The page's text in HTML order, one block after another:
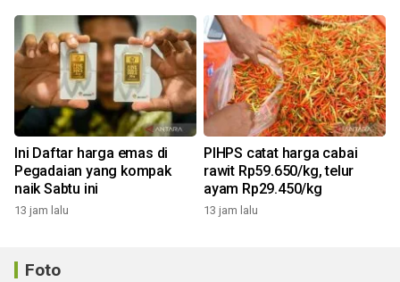
Ini Daftar harga emas di
Pegadaian yang kompak
naik Sabtu ini
13 jam lalu
PIHPS catat harga cabai
rawit Rp59.650/kg, telur
ayam Rp29.450/kg
13 jam lalu
Foto